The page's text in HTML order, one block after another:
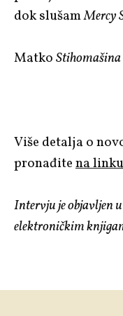
dok slušamMercy
MatkoStihomašina
Više detalja o
pronađitena linku
Intervju je objavljen
elektroničkim